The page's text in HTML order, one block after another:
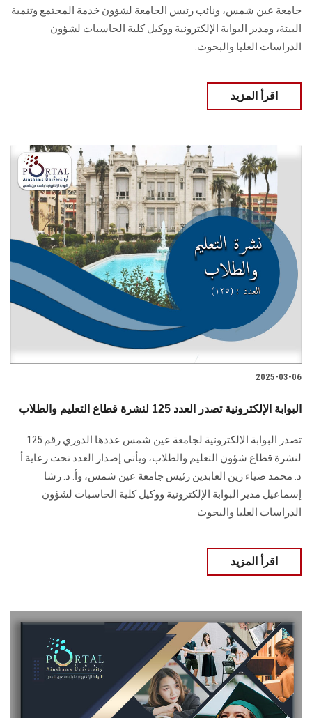
سجل الان
جامعة عين شمس، ونائب رئيس الجامعة لشؤون خدمة المجتمع وتنمية
البيئة، و‏مدير البوابة الإلكترونية ووكيل كلية الحاسبات لشؤون
الدراسات العليا ‏والبحوث‎.‎
اقرأ المزيد
2025-03-06
البوابة الإلكترونية تصدر العدد 125 لنشرة قطاع التعليم والطلاب
تصدر البوابة الإلكترونية لجامعة عين شمس عددها الدوري رقم 125
لنشرة قطاع شؤون التعليم ‏والطلاب‎، ويأتي إصدار العدد تحت رعاية أ.
د. محمد ضياء زين العابدين رئيس جامعة عين شمس، وأ. د. ‏رشا
إسماعيل مدير البوابة الإلكترونية ووكيل كلية الحاسبات لشؤون
‏الدراسات العليا والبحوث
اقرأ المزيد